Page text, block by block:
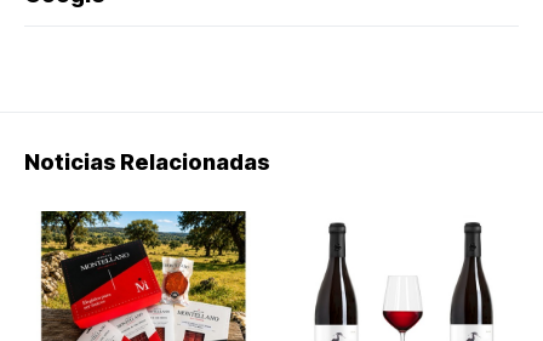
Noticias Relacionadas